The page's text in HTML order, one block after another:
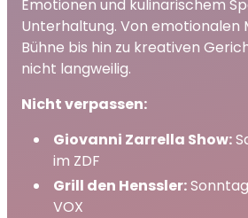
Emotionen und kulinarischem
Unterhaltung. Von emotionalen
Bühne bis hin zu kreativen
nicht langweilig.
Nicht verpassen:
Giovanni Zarrella Show:
im ZDF
Grill den Henssler:
VOX